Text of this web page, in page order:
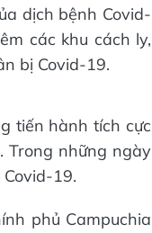
dịch bệnh Covid-
các khu cách ly,
bị Covid-19.
tiến hành tích cực
Trong những ngày
19.
phủ Campuchia